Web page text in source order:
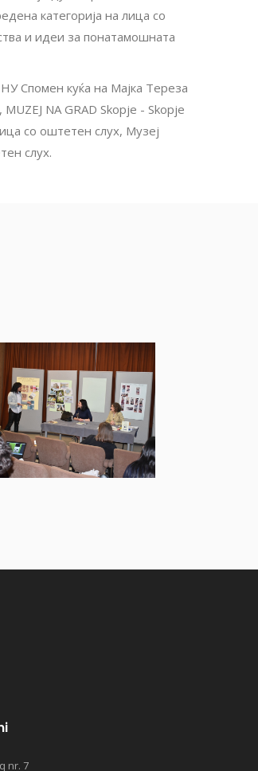
категорија на лица со
и идеи за понатамошната
Спомен куќа на Мајка Тереза
NA GRAD Skopje - Skopje
со оштетен слух, Музеј
слух.
nr. 7